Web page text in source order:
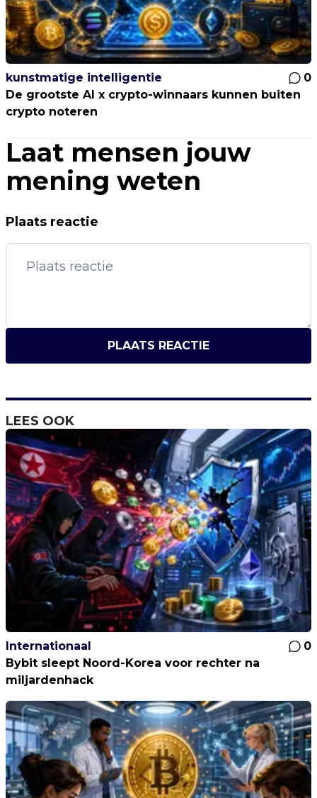
kunstmatige intelligentie
0
De grootste AI x crypto-winnaars kunnen buiten
crypto noteren
Laat mensen jouw
mening weten
Plaats reactie
PLAATS REACTIE
LEES OOK
Internationaal
0
Bybit sleept Noord-Korea voor rechter na
miljardenhack